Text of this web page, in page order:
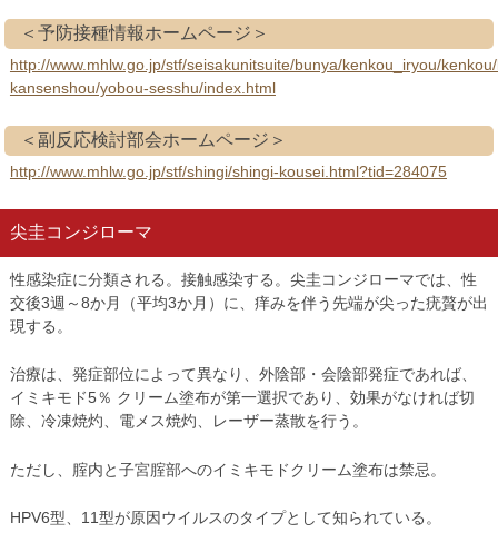
＜予防接種情報ホームページ＞
http://www.mhlw.go.jp/stf/seisakunitsuite/bunya/kenkou_iryou/
kansenshou/yobou-sesshu/index.html
＜副反応検討部会ホームページ＞
http://www.mhlw.go.jp/stf/shingi/shingi-kousei.html?tid=284075
尖圭コンジローマ
性感染症に分類される。接触感染する。尖圭コンジローマでは、性
交後3週～8か月（平均3か月）に、痒みを伴う先端が尖った疣贅が出
現する。
治療は、発症部位によって異なり、外陰部・会陰部発症であれば、
イミキモド5％ クリーム塗布が第一選択であり、効果がなければ切
除、冷凍焼灼、電メス焼灼、レーザー蒸散を行う。
ただし、腟内と子宮腟部へのイミキモドクリーム塗布は禁忌。
HPV6型、11型が原因ウイルスのタイプとして知られている。